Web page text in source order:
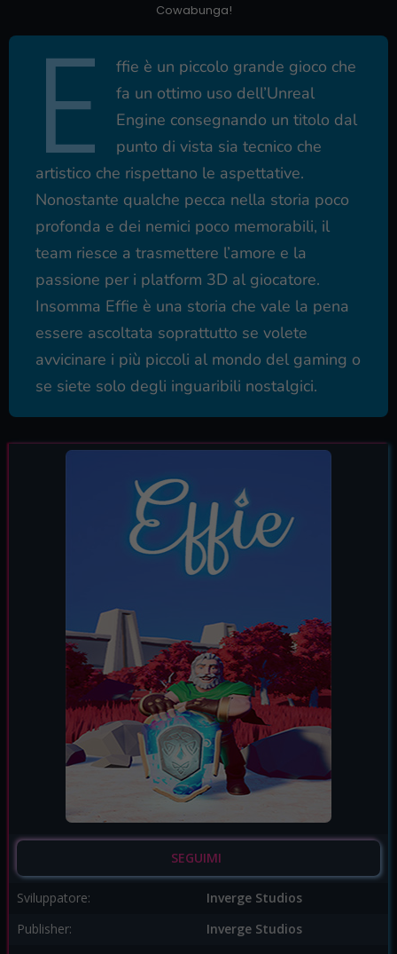
Cowabunga!
E
ffie è un piccolo grande gioco che
fa un ottimo uso dell’Unreal
Engine consegnando un titolo dal
punto di vista sia tecnico che
artistico che rispettano le aspettative.
Nonostante qualche pecca nella storia poco
profonda e dei nemici poco memorabili, il
team riesce a trasmettere l’amore e la
passione per i platform 3D al giocatore.
Insomma Effie è una storia che vale la pena
essere ascoltata soprattutto se volete
avvicinare i più piccoli al mondo del gaming o
se siete solo degli inguaribili nostalgici.
SEGUIMI
Sviluppatore:
Inverge Studios
Publisher:
Inverge Studios